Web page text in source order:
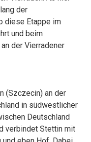
der
diese Etappe im
und beim
der Vierradener
(Szczecin) an der
in südwestlicher
Deutschland
verbindet Stettin mit